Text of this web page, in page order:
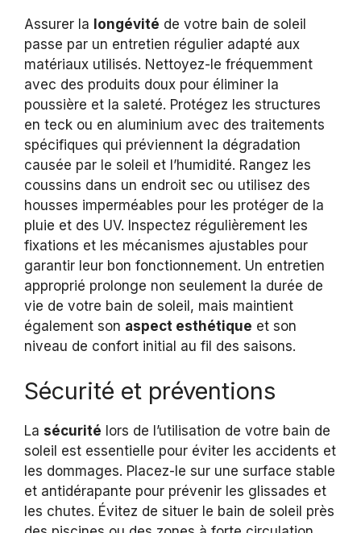
Assurer la longévité de votre bain de soleil
passe par un entretien régulier adapté aux
matériaux utilisés. Nettoyez-le fréquemment
avec des produits doux pour éliminer la
poussière et la saleté. Protégez les structures
en teck ou en aluminium avec des traitements
spécifiques qui préviennent la dégradation
causée par le soleil et l’humidité. Rangez les
coussins dans un endroit sec ou utilisez des
housses imperméables pour les protéger de la
pluie et des UV. Inspectez régulièrement les
fixations et les mécanismes ajustables pour
garantir leur bon fonctionnement. Un entretien
approprié prolonge non seulement la durée de
vie de votre bain de soleil, mais maintient
également son aspect esthétique et son
niveau de confort initial au fil des saisons.
Sécurité et préventions
La sécurité lors de l’utilisation de votre bain de
soleil est essentielle pour éviter les accidents et
les dommages. Placez-le sur une surface stable
et antidérapante pour prévenir les glissades et
les chutes. Évitez de situer le bain de soleil près